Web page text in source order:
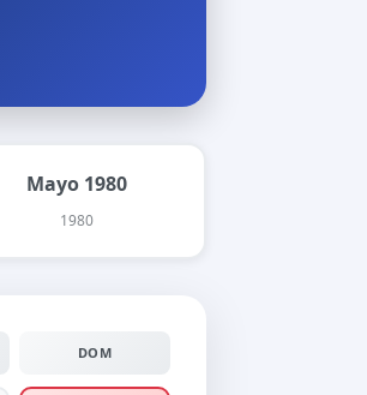
Mayo 1980
1980
DOM